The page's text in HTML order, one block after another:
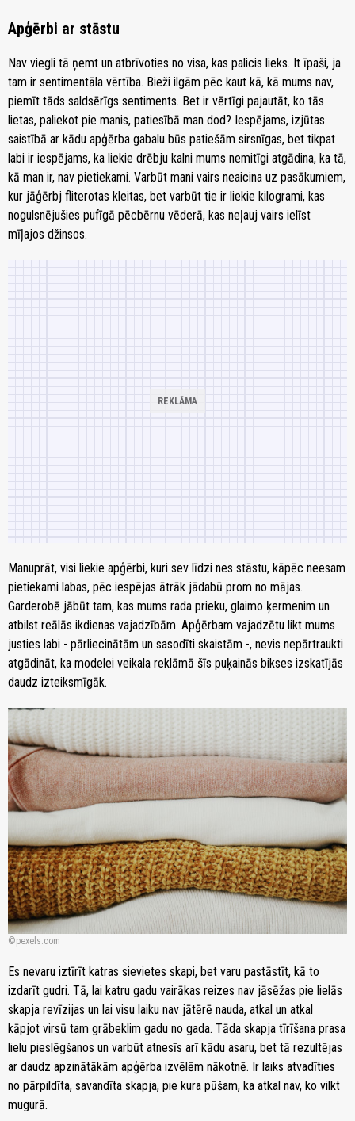
Apģērbi ar stāstu
Nav viegli tā ņemt un atbrīvoties no visa, kas palicis lieks. It īpaši, ja
tam ir sentimentāla vērtība. Bieži ilgām pēc kaut kā, kā mums nav,
piemīt tāds saldsērīgs sentiments. Bet ir vērtīgi pajautāt, ko tās
lietas, paliekot pie manis, patiesībā man dod? Iespējams, izjūtas
saistībā ar kādu apģērba gabalu būs patiešām sirsnīgas, bet tikpat
labi ir iespējams, ka liekie drēbju kalni mums nemitīgi atgādina, ka tā,
kā man ir, nav pietiekami. Varbūt mani vairs neaicina uz pasākumiem,
kur jāģērbj fliterotas kleitas, bet varbūt tie ir liekie kilogrami, kas
nogulsnējušies pufīgā pēcbērnu vēderā, kas neļauj vairs ielīst
mīļajos džinsos.
Manuprāt, visi liekie apģērbi, kuri sev līdzi nes stāstu, kāpēc neesam
pietiekami labas, pēc iespējas ātrāk jādabū prom no mājas.
Garderobē jābūt tam, kas mums rada prieku, glaimo ķermenim un
atbilst reālās ikdienas vajadzībām. Apģērbam vajadzētu likt mums
justies labi - pārliecinātām un sasodīti skaistām -, nevis nepārtraukti
atgādināt, ka modelei veikala reklāmā šīs puķainās bikses izskatījās
daudz izteiksmīgāk.
pexels.com
Es nevaru iztīrīt katras sievietes skapi, bet varu pastāstīt, kā to
izdarīt gudri. Tā, lai katru gadu vairākas reizes nav jāsēžas pie lielās
skapja revīzijas un lai visu laiku nav jātērē nauda, atkal un atkal
kāpjot virsū tam grābeklim gadu no gada. Tāda skapja tīrīšana prasa
lielu pieslēgšanos un varbūt atnesīs arī kādu asaru, bet tā rezultējas
ar daudz apzinātākām apģērba izvēlēm nākotnē. Ir laiks atvadīties
no pārpildīta, savandīta skapja, pie kura pūšam, ka atkal nav, ko vilkt
mugurā.